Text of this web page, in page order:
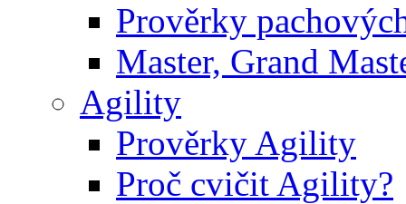
Prověrky
Master, Grand
Agility
Prověrky Agility
Proč cvičit Agility?